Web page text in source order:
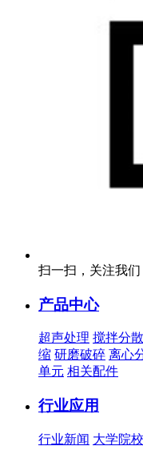
扫一扫，关注我们
产品中心
超声处理 搅拌分散
缩 研磨破碎 离心
单元 相关配件
行业应用
行业新闻 大学院校